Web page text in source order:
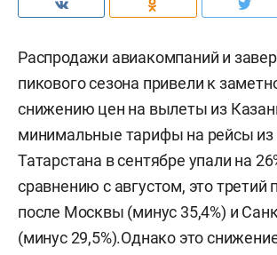
Распродажи авиакомпаний и
пикового сезона привели к
снижению цен на вылеты из
минимальные тарифы на рейсы из
Татарстана в сентябре упали на
сравнению с августом, это третий
после Москвы (минус 35,4%) и
(минус 29,5%).Однако это